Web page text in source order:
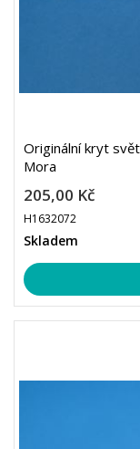
Originální kryt
Mora
205,00 Kč
H1632072
Skladem